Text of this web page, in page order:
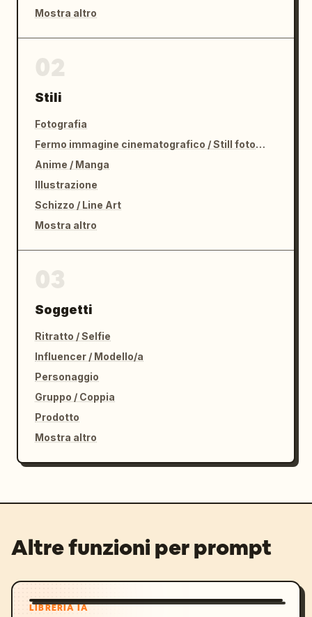
Mostra altro
Stili
Fotografia
Fermo immagine cinematografico / Still fotografico
Anime / Manga
Illustrazione
Schizzo / Line Art
Mostra altro
Soggetti
Ritratto / Selfie
Influencer / Modello/a
Personaggio
Gruppo / Coppia
Prodotto
Mostra altro
Altre funzioni per prompt
LIBRERIA IA